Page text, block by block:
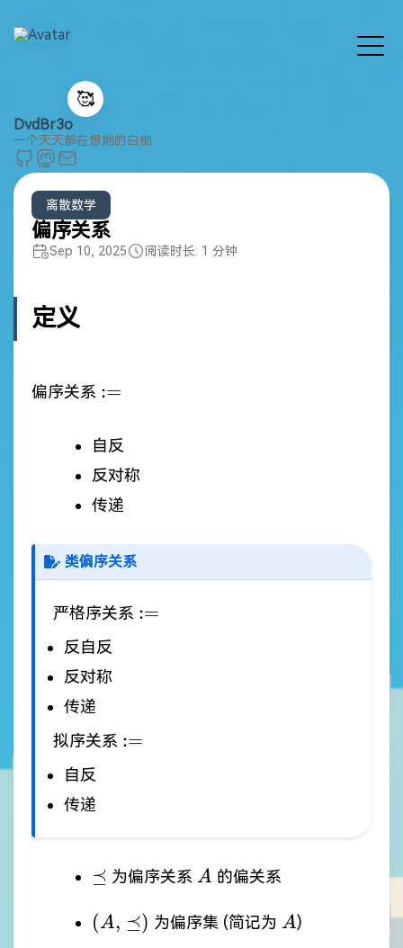
🥰
DvdBr3o
一个天天都在想她的白痴
离散数学
偏序关系
Sep 10, 2025 阅读时长: 1 分钟
定义
偏序关系 :=
:=
自反
反对称
传递
类偏序关系
严格序关系 :=
:=
反自反
反对称
传递
拟序关系 :=
:=
自反
传递
\preceq
⪯ 为偏序关系 A
A 的偏关系
(A,\preceq)
(A, ⪯) 为偏序集 (简记为 A
A)